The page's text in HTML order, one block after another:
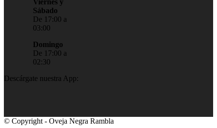
Sábado
De 17:00 a
03:00
Domingo
De 17:00 a
02:30
Descárgate nuestra App:
© Copyright - Oveja Negra Rambla